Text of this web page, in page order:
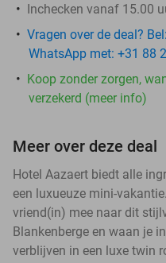
Inchecken vanaf 15.00
Vragen over de deal?
WhatsApp met: +31 88
Koop zonder zorgen,
verzekerd (meer info)
Meer over deze deal
Hotel Aazaert biedt alle
een luxueuze mini-
vriend(in) mee naar dit
Blankenberge en waan je
verblijven in een luxe twin